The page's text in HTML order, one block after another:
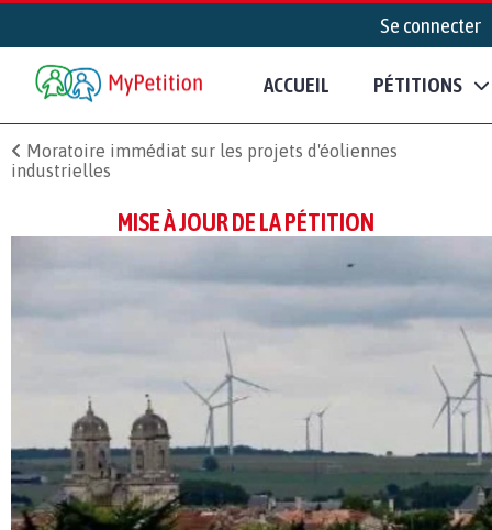
Se connecter
ACCUEIL PÉTITIONS
Moratoire immédiat sur les projets d'éoliennes
industrielles
MISE À JOUR DE LA PÉTITION